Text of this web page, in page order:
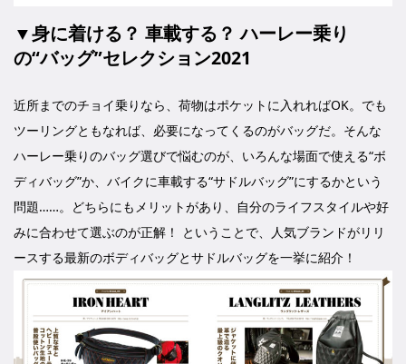
▼身に着ける？ 車載する？ ハーレー乗り
の“バッグ”セレクション2021
近所までのチョイ乗りなら、荷物はポケットに入れればOK。でも
ツーリングともなれば、必要になってくるのがバッグだ。そんな
ハーレー乗りのバッグ選びで悩むのが、いろんな場面で使える“ボ
ディバッグ”か、バイクに車載する“サドルバッグ”にするかという
問題……。どちらにもメリットがあり、自分のライフスタイルや好
みに合わせて選ぶのが正解！ ということで、人気ブランドがリリ
ースする最新のボディバッグとサドルバッグを一挙に紹介！